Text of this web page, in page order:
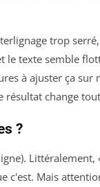
trop
le texte semble
à ajuster ça sur
résultat change
?
Littéralement,
c'est. Mais